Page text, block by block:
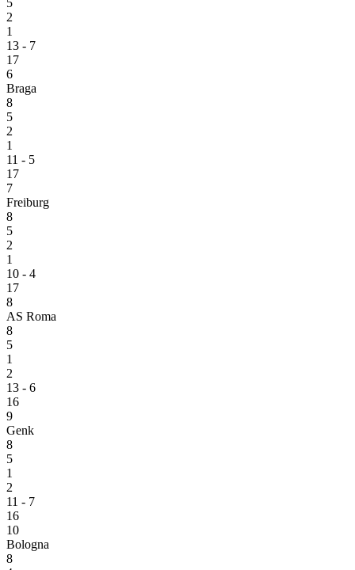
2
1
13 - 7
17
6
Braga
8
5
2
1
11 - 5
17
7
Freiburg
8
5
2
1
10 - 4
17
8
AS Roma
8
5
1
2
13 - 6
16
9
Genk
8
5
1
2
11 - 7
16
10
Bologna
8